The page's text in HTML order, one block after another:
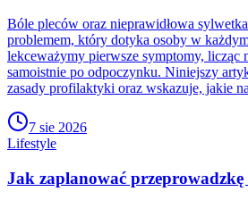
Bóle pleców oraz nieprawidłowa
problemem, który dotyka osoby w
lekceważymy pierwsze symptomy, licząc
samoistnie po odpoczynku. Niniejszy
zasady profilaktyki oraz wskazuje, jakie
7 sie 2026
Lifestyle
Jak zaplanować